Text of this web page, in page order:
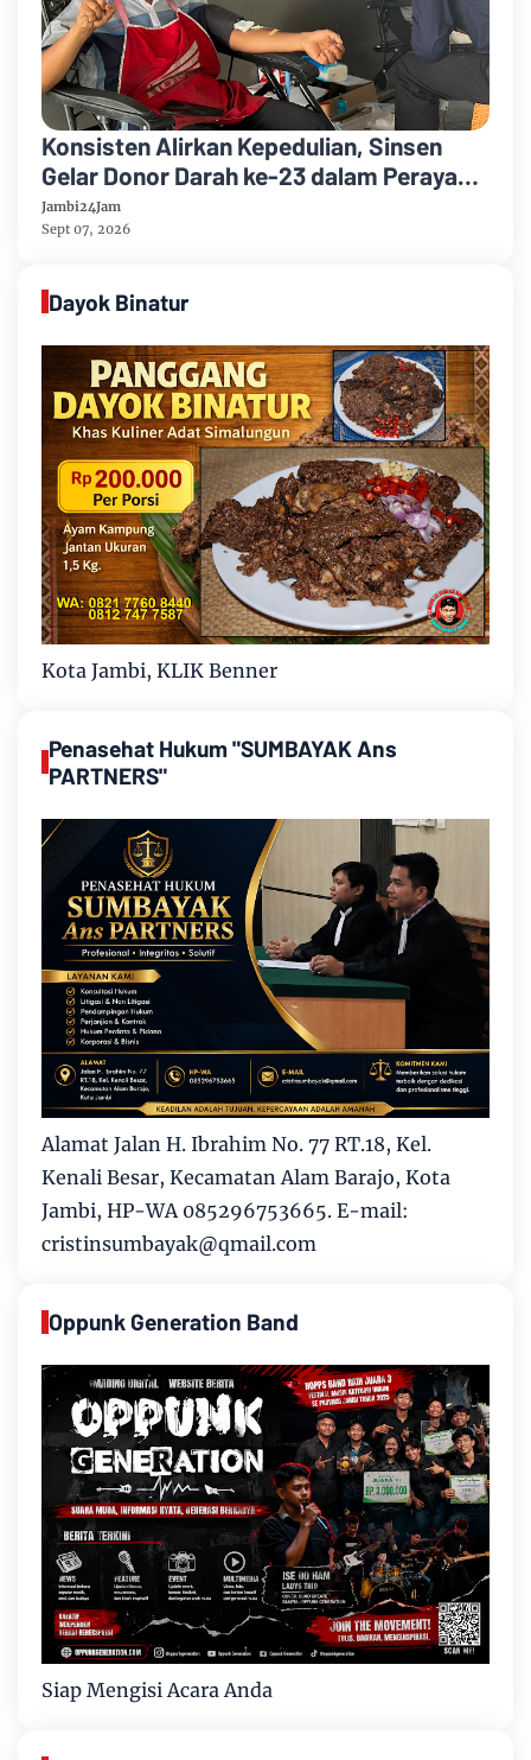
Konsisten Alirkan Kepedulian, Sinsen
Gelar Donor Darah ke-23 dalam Perayaan
Anniversary Sinsen
Jambi24Jam
Sept 07, 2026
Dayok Binatur
Kota Jambi, KLIK Benner
Penasehat Hukum "SUMBAYAK Ans
PARTNERS"
Alamat Jalan H. Ibrahim No. 77 RT.18, Kel.
Kenali Besar, Kecamatan Alam Barajo, Kota
Jambi, HP-WA 085296753665. E-mail:
cristinsumbayak@qmail.com
Oppunk Generation Band
Siap Mengisi Acara Anda